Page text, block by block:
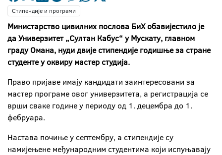
Стипендије и програми
Министарство цивилних послова БиХ обавијестило је
да Универзитет „Султан Кабус“ у Мускату, главном
граду Омана, нуди двије стипендије годишње за стране
студенте у оквиру мастер студија.
Право пријаве имају кандидати заинтересовани за
мастер програме овог универзитета, а регистрација се
врши сваке године у периоду од 1. децембра до 1.
фебруара.
Настава почиње у септембру, а стипендије су
намијењене међународним студентима који испуњавају